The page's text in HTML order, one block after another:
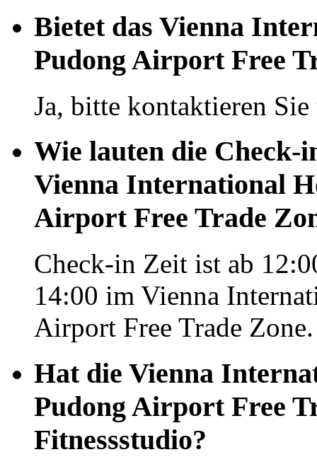
Bietet das Vienna
Pudong Airport Free
Ja, bitte kontaktieren
Wie lauten die Check-
Vienna International
Airport Free Trade
Check-in Zeit ist ab
14:00 im Vienna
Airport Free Trade Zone.
Hat die Vienna
Pudong Airport Free
Fitnessstudio?